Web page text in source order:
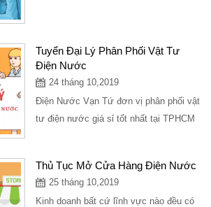
Tuyển Đại Lý Phân Phối Vật Tư
Điện Nước
24 tháng 10,2019
Điện Nước Vạn Tứ đơn vị phân phối vật
tư điện nước giá sỉ tốt nhất tại TPHCM
Thủ Tục Mở Cửa Hàng Điện Nước
25 tháng 10,2019
Kinh doanh bất cứ lĩnh vực nào đều có